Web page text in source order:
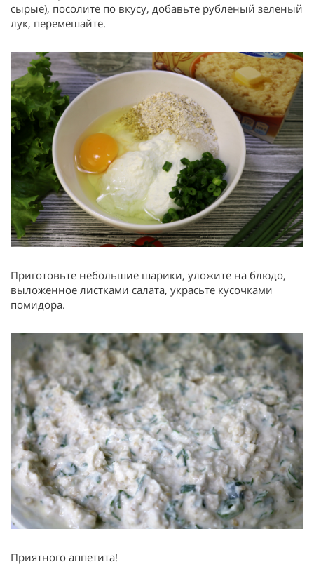
сырые), посолите по вкусу, добавьте рубленый зеленый
лук, перемешайте.
Приготовьте небольшие шарики, уложите на блюдо,
выложенное листками салата, украсьте кусочками
помидора.
Приятного аппетита!